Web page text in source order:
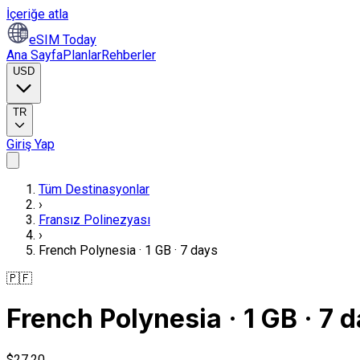
İçeriğe atla
eSIM Today
Ana SayfaPlanlarRehberler
USD
TR
Giriş Yap
Tüm Destinasyonlar
›
Fransız Polinezyası
›
French Polynesia · 1 GB · 7 days
🇵🇫
French Polynesia · 1 GB · 7